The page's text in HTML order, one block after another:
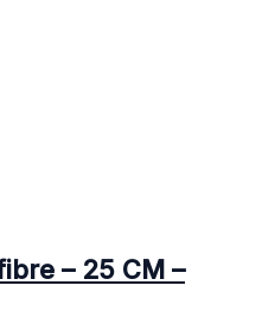
– 25 CM –